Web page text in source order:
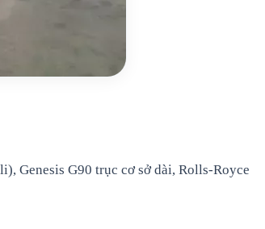
Genesis G90 trục cơ sở dài, Rolls-Royce